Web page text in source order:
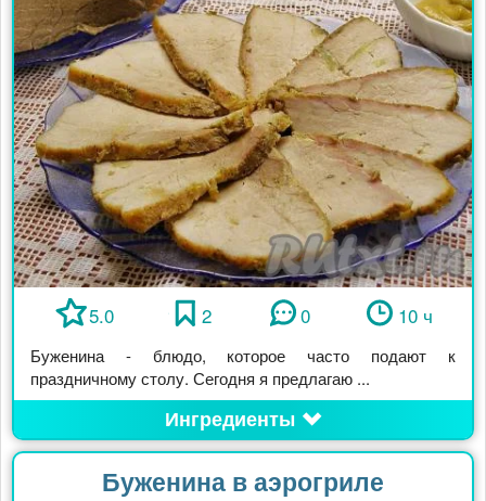
5.0 2 0 10 ч
Буженина - блюдо, которое часто подают к
праздничному столу. Сегодня я предлагаю ...
Ингредиенты
Буженина в аэрогриле